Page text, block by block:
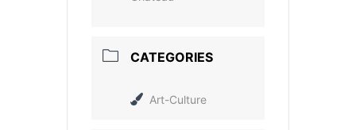
CATEGORIES
Art-Culture